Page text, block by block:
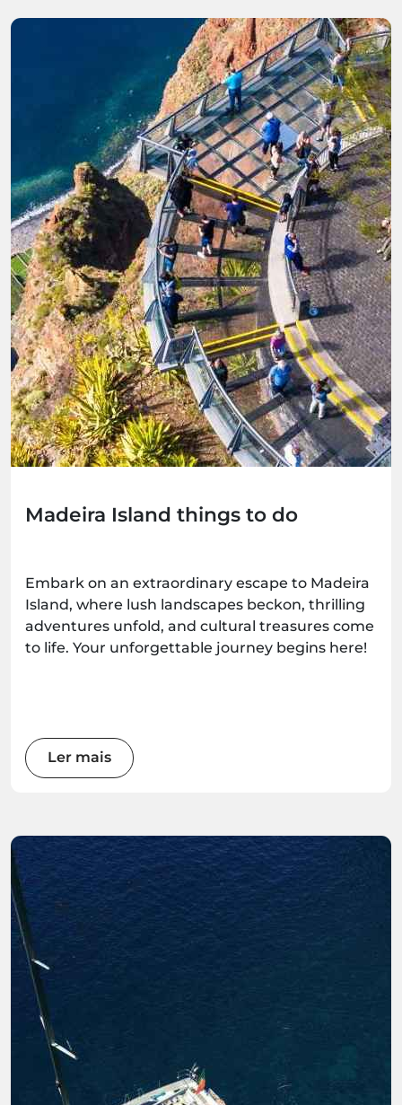
Madeira Island things to do
Embark on an extraordinary escape to Madeira
Island, where lush landscapes beckon, thrilling
adventures unfold, and cultural treasures come
to life. Your unforgettable journey begins here!
Ler mais